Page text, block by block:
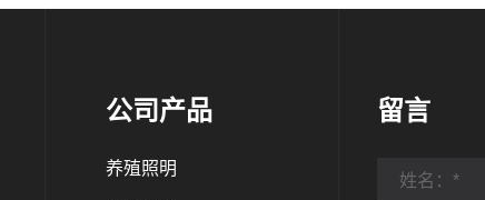
公司产品
养殖照明
留言